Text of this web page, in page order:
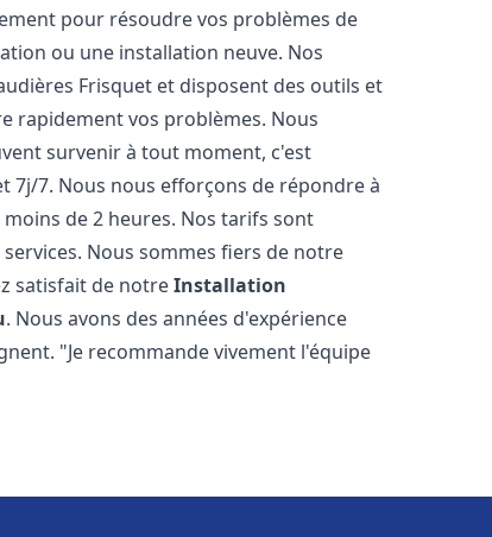
pour résoudre vos problèmes de
ou une installation neuve. Nos
Frisquet et disposent des outils et
rapidement vos problèmes. Nous
survenir à tout moment, c'est
7. Nous nous efforçons de répondre à
de 2 heures. Nos tarifs sont
Nous sommes fiers de notre
satisfait de notreInstallation
. Nous avons des années d'expérience
"Je recommande vivement l'équipe